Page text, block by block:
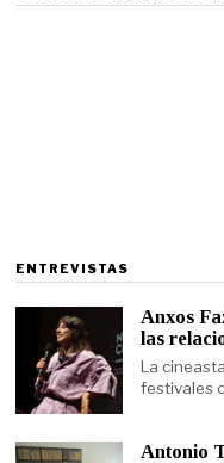
ENTREVISTAS
Anxos
las
La
festivales
Antonio